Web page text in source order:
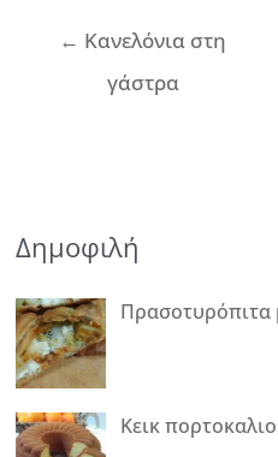
Πλοήγηση
← Κανελόνια στη
γάστρα
Δημοφιλή
Πρασοτυρόπιτα
Κεικ